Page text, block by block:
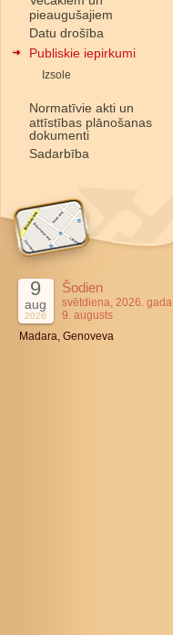
pieaugušajiem
Datu drošība
Publiskie iepirkumi
Izsole
Normatīvie akti un
attīstības plānošanas
dokumenti
Sadarbība
9
aug
2026
Šodien
svētdiena, 2026. gada
9. augusts
Madara, Genoveva